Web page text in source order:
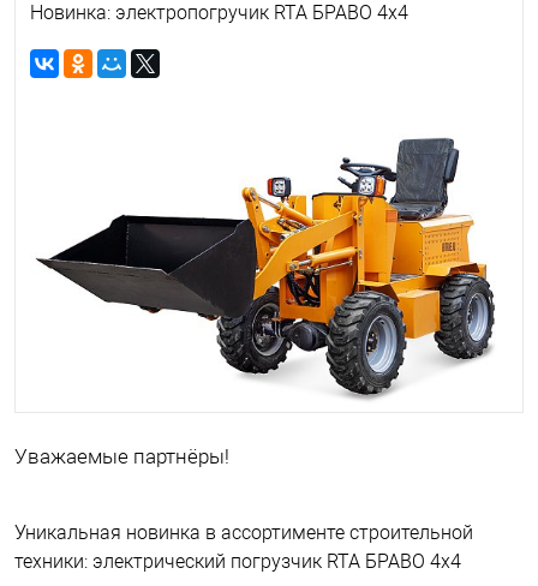
Новинка: электропогручик RTA БРАВО 4x4
Уважаемые партнёры!
Уникальная новинка в ассортименте строительной
техники: электрический погрузчик RTA БРАВО 4х4